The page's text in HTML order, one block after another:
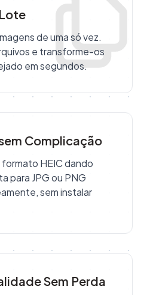
de uma só vez.
e transforme-os
em segundos.
Complicação
HEIC dando
para JPG ou PNG
sem instalar
Sem Perda